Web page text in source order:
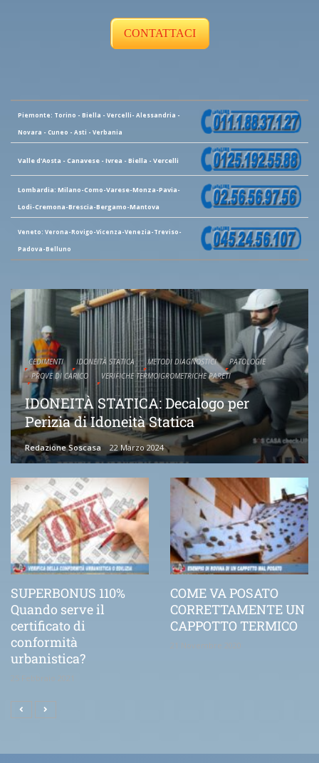
CONTATTACI
Piemonte: Torino - Biella - Vercelli- Alessandria -
Novara - Cuneo - Asti - Verbania
Valle d'Aosta - Canavese - Ivrea - Biella - Vercelli
Lombardia: Milano-Como-Varese-Monza-Pavia-
Lodi-Cremona-Brescia-Bergamo-Mantova
Veneto: Verona-Rovigo-Vicenza-Venezia-Treviso-
Padova-Belluno
CEDIMENTI IDONEITÀ STATICA METODI DIAGNOSTICI
PATOLOGIE
PROVE DI CARICO
VERIFICHE TERMOIGROMETRICHE PARETI
IDONEITÀ STATICA: Decalogo per
Perizia di Idoneità Statica
Redazione Soscasa 22 Marzo 2024
SUPERBONUS 110%
Quando serve il
certificato di
conformità
urbanistica?
25 Febbraio 2021
COME VA POSATO
CORRETTAMENTE UN
CAPPOTTO TERMICO
21 Novembre 2020